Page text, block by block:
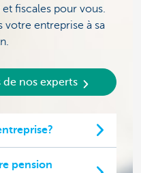
fiscales pour vous.
votre entreprise à sa
de nos experts
pension